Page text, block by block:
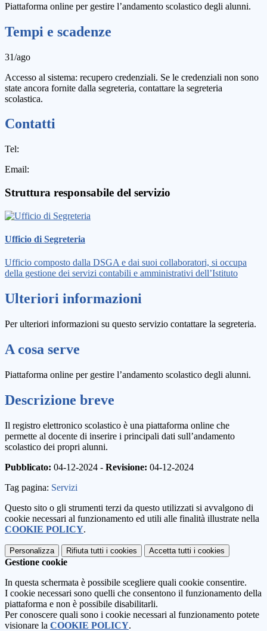
Piattaforma online per gestire l’andamento scolastico degli alunni.
Tempi e scadenze
31/ago
Accesso al sistema: recupero credenziali. Se le credenziali non sono
state ancora fornite dalla segreteria, contattare la segreteria
scolastica.
Contatti
Tel:
Email:
Struttura responsabile del servizio
Ufficio di Segreteria
Ufficio composto dalla DSGA e dai suoi collaboratori, si occupa
della gestione dei servizi contabili e amministrativi dell’Istituto
Ulteriori informazioni
Per ulteriori informazioni su questo servizio contattare la segreteria.
A cosa serve
Piattaforma online per gestire l’andamento scolastico degli alunni.
Descrizione breve
Il registro elettronico scolastico è una piattaforma online che
permette al docente di inserire i principali dati sull’andamento
scolastico dei propri alunni.
Pubblicato: 04-12-2024 - Revisione: 04-12-2024
Tag pagina: Servizi
Questo sito o gli strumenti terzi da questo utilizzati si avvalgono di
cookie necessari al funzionamento ed utili alle finalità illustrate nella
COOKIE POLICY.
Personalizza Rifiuta tutti i cookies Accetta tutti i cookies
Gestione cookie
In questa schermata è possibile scegliere quali cookie consentire.
I cookie necessari sono quelli che consentono il funzionamento della
piattaforma e non è possibile disabilitarli.
Per conoscere quali sono i cookie necessari al funzionamento potete
visionare la COOKIE POLICY.